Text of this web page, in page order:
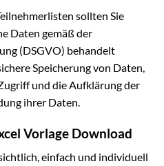
sollten Sie
Daten gemäß der
(DSGVO) behandelt
Speicherung von Daten,
und die Aufklärung der
ihrer Daten.
Vorlage Download
einfach und individuell